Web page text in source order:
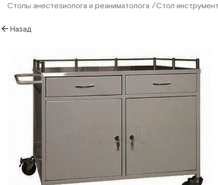
Столы анестезиолога и реаниматолога Стол
Назад